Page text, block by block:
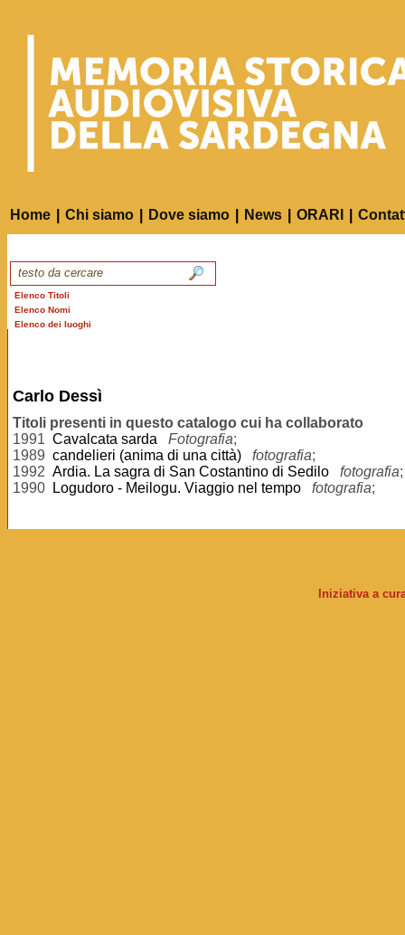
Home Chi siamo Dove siamo News ORARI
Elenco Titoli
Elenco Nomi
Elenco dei luoghi
Carlo Dessì
Titoli presenti in questo catalogo cui ha collaborato
1991 Cavalcata sarda Fotografia;
1989 candelieri (anima di una città) fotografia;
1992 Ardia. La sagra di San Costantino di Sedilo fotografia;
1990
Logudoro - Meilogu. Viaggio nel tempo fotografia;
Iniziativa a